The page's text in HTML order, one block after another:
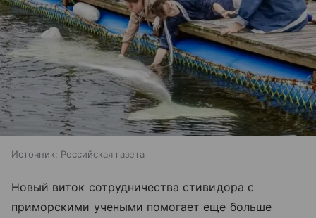
Источник: Российская газета
Новый виток сотрудничества стивидора с
приморскими учеными помогает еще больше